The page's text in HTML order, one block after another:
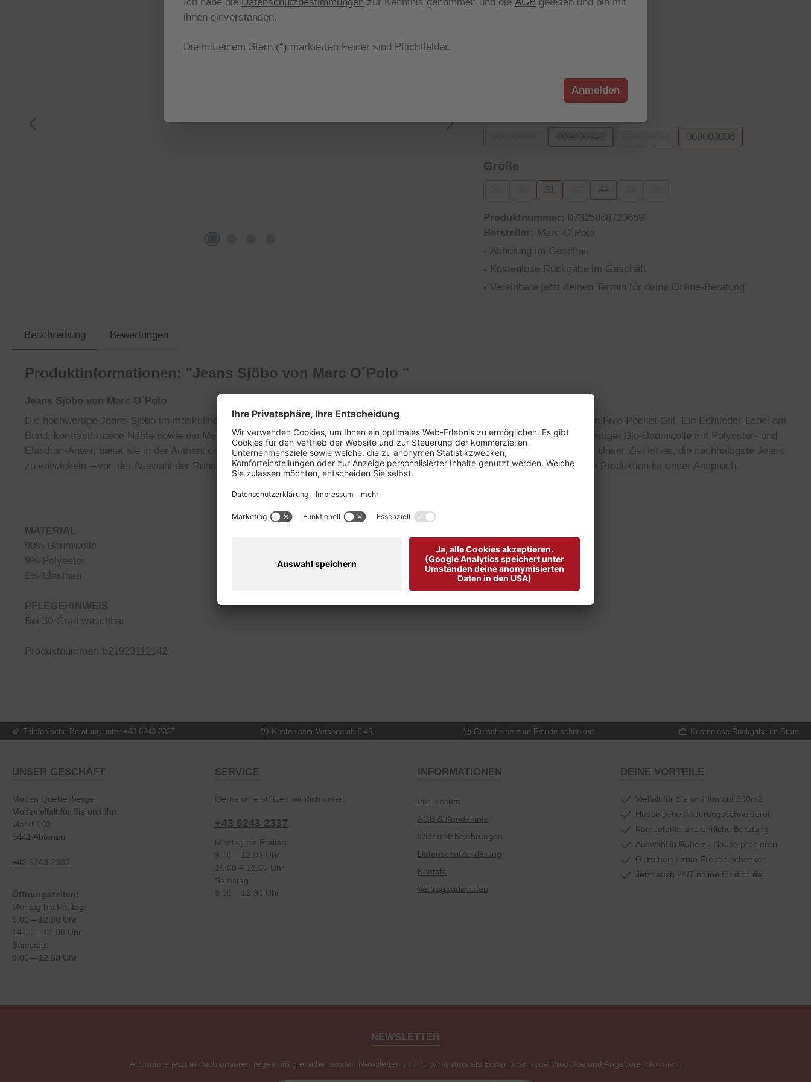
031 Dark grey wash
(Diese Option ist zurzeit nicht verfügbar.)
(Diese Option ist zurzeit nicht verfügbar.)
(Diese Option ist zurzeit nicht verfügbar.)
000000036
Größeauswählen
(Diese Option ist zurzeit nicht verfügbar.)
(Diese Option ist zurzeit nicht verfügbar.)
31
Produktnummer: 07325868720659
Hersteller: Marc O´Polo
- Abholung im Geschäft
- Kostenlose Rückgabe im Geschäft
- Vereinbare jetzt deinen Termin für deine Online-Beratung!
Beschreibung Bewertungen
Produktinformationen: "Jeans Sjöbo von Marc O´Polo "
Jeans Sjöbo von Marc O´Polo
Die hochwertige Jeans Sjöbo im maskulinen Shaped Fit mit tiefem Bund und regulärer Länge überzeugt durch ihren klassischen Five-Pocket-Stil. Ein Echtleder-Label am
Bund, kontrastfarbene Nähte sowie ein Metall-Logo-Knopf mit Reißverschluss unterstreichen das Design. Gefertigt aus hochwertiger Bio-Baumwolle mit Polyester- und
Elasthan-Anteil, bietet sie in der Authentic-Black-Stretch-Denim-Qualität optimale Formbeständigkeit und einen elastischen Fit. Unser Ziel ist es, die nachhaltigste Jeans
zu entwickeln – von der Auswahl der Rohstoffe bis hin zu umweltschonenden Färbe- und Waschverfahren. Verantwortungsvolle Produktion ist unser Anspruch.
MATERIAL
90% Baumwolle
9% Polyester
1% Elasthan
PFLEGEHINWEIS
Bei 30 Grad waschbar
Produktnummer: b21923112142
Telefonische Beratung unter +43 6243 2337 Kostenloser Versand ab € 49,- Gutscheine zum Freude schenken Kostenlose Rückgabe im Store
SERVICE
Gerne unterstützen wir dich unter:
+43 6243 2337
Montag bis Freitag:
9.00 – 12.00 Uhr
14.00 – 18.00 Uhr
Samstag:
9.00 – 12.30 Uhr
INFORMATIONEN
Impressum
AGB & Kundeninfo
Widerrufsbelehrungen
Datenschutzerklärung
Kontakt
Vertrag widerrufen
UNSER GESCHÄFT
Moden Quehenberger
Modevielfalt für Sie und Ihn
Markt 100
5441 Abtenau
+43 6243 2337
Öffnungszeiten:
Montag bis Freitag:
9.00 – 12.00 Uhr
14.00 – 18.00 Uhr
Samstag:
9.00 – 12.30 Uhr
DEINE VORTEILE
Vielfalt für Sie und Ihn auf 300m2
Hauseigene Änderungsschneiderei
Kompetente und ehrliche Beratung
Auswahl in Ruhe zu Hause probieren
Gutscheine zum Freude schenken
Jetzt auch 24/7 online für dich da
NEWSLETTER
Abonniere jetzt einfach unseren regelmäßig erscheinenden Newsletter und du wirst stets als Erster über neue Produkte und Angebote informiert.
ihnen einverstanden.
Die mit einem Stern (*) markierten Felder sind Pflichtfelder.
Anmelden